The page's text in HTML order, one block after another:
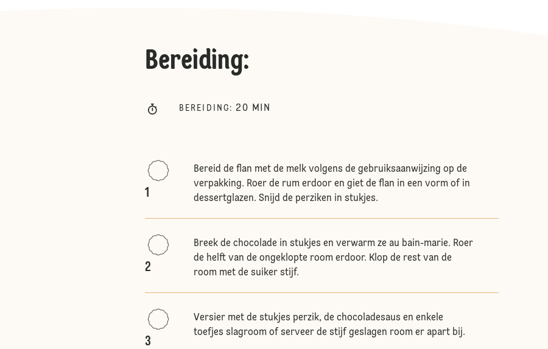
Bereiding:
BEREIDING : 20 MIN
1
Bereid de flan met de melk volgens de gebruiksaanwijzing op de
verpakking. Roer de rum erdoor en giet de flan in een vorm of in
dessertglazen. Snijd de perziken in stukjes.
2
Breek de chocolade in stukjes en verwarm ze au bain-marie. Roer
de helft van de ongeklopte room erdoor. Klop de rest van de
room met de suiker stijf.
3
Versier met de stukjes perzik, de chocoladesaus en enkele
toefjes slagroom of serveer de stijf geslagen room er apart bij.